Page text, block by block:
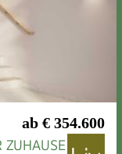
ab € 354.600
ZUHAUSE